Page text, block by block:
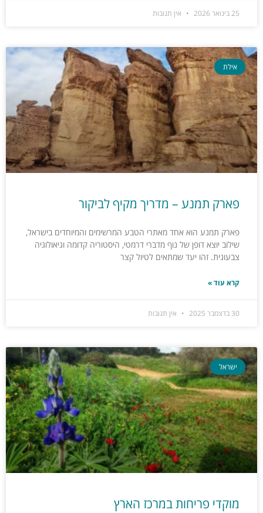
25 בינואר 2026 אין תגובות
אילת
פארק תמנע – מדריך מקיף לביקור
פארק תמנע הוא אחד מאתרי הטבע המרשימים והמיוחדים בישראל,
שילוב יוצא דופן של נוף מדברי דרמטי, היסטוריה קדומה וגיאולוגיה
צבעונית. זהו יעד שמתאים לטיול קצר
קרא עוד »
30 בדצמבר 2025 אין תגובות
ישראל
מוקדי פריחות במרכז הארץ